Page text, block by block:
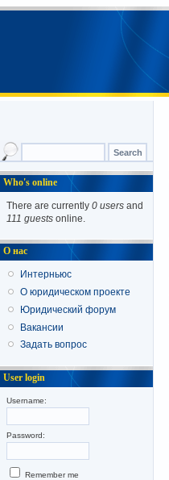
Who's online
There are currently 0 users and
111 guests online.
О нас
Интерньюс
О юридическом проекте
Юридический форум
Вакансии
Задать вопрос
User login
Username:
Password:
Remember me